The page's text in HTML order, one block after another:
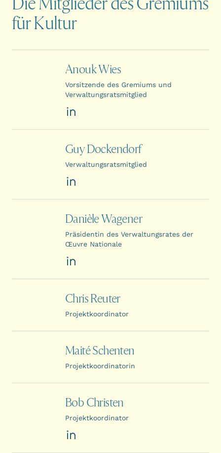
für Kultur
Anouk Wies
Vorsitzende des Gremiums und
Verwaltungsratsmitglied
Guy Dockendorf
Verwaltungsratsmitglied
Danièle Wagener
Präsidentin des Verwaltungsrates der
Œuvre Nationale
Chris Reuter
Projektkoordinator
Maité Schenten
Projektkoordinatorin
Bob Christen
Projektkoordinator